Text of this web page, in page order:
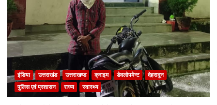
इंडिया उत्तराखंड उत्तराखण्ड क्राइम डेवलोपमेन्ट
देहरादून
पुलिस एवं प्रशासन
राज्य स्वास्थ्य